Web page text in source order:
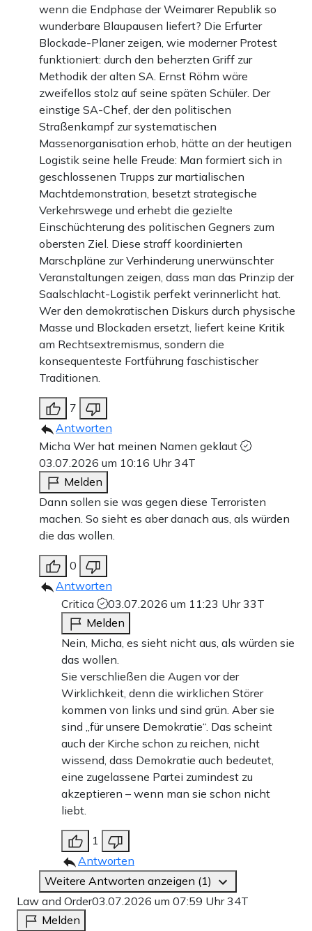
wenn die Endphase der Weimarer Republik so
wunderbare Blaupausen liefert? Die Erfurter
Blockade-Planer zeigen, wie moderner Protest
funktioniert: durch den beherzten Griff zur
Methodik der alten SA. Ernst Röhm wäre
zweifellos stolz auf seine späten Schüler. Der
einstige SA-Chef, der den politischen
Straßenkampf zur systematischen
Massenorganisation erhob, hätte an der heutigen
Logistik seine helle Freude: Man formiert sich in
geschlossenen Trupps zur martialischen
Machtdemonstration, besetzt strategische
Verkehrswege und erhebt die gezielte
Einschüchterung des politischen Gegners zum
obersten Ziel. Diese straff koordinierten
Marschpläne zur Verhinderung unerwünschter
Veranstaltungen zeigen, dass man das Prinzip der
Saalschlacht-Logistik perfekt verinnerlicht hat.
Wer den demokratischen Diskurs durch physische
Masse und Blockaden ersetzt, liefert keine Kritik
am Rechtsextremismus, sondern die
konsequenteste Fortführung faschistischer
Traditionen.
7
Antworten
Micha Wer hat meinen Namen geklaut
03.07.2026 um 10:16 Uhr34T
Melden
Dann sollen sie was gegen diese Terroristen
machen. So sieht es aber danach aus, als würden
die das wollen.
0
Antworten
Critica
03.07.2026 um 11:23 Uhr33T
Melden
Nein, Micha, es sieht nicht aus, als würden sie
das wollen.
Sie verschließen die Augen vor der
Wirklichkeit, denn die wirklichen Störer
kommen von links und sind grün. Aber sie
sind „für unsere Demokratie“. Das scheint
auch der Kirche schon zu reichen, nicht
wissend, dass Demokratie auch bedeutet,
eine zugelassene Partei zumindest zu
akzeptieren – wenn man sie schon nicht
liebt.
1
Antworten
Weitere Antworten anzeigen (1)
Law and Order03.07.2026 um 07:59 Uhr34T
Melden